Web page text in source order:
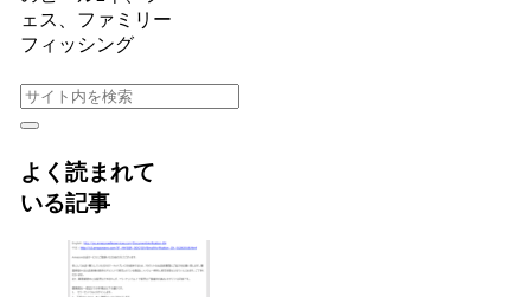
ェス、ファミリー
フィッシング
よく読まれて
いる記事